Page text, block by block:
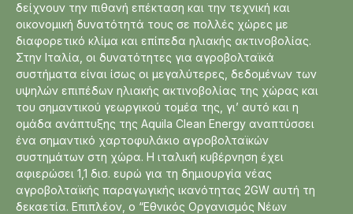
δείχνουν την πιθανή επέκταση και την τεχνική και
οικονομική δυνατότητά τους σε πολλές χώρες με
διαφορετικό κλίμα και επίπεδα ηλιακής ακτινοβολίας.
Στην Ιταλία, οι δυνατότητες για αγροβολταϊκά
συστήματα είναι ίσως οι μεγαλύτερες, δεδομένων των
υψηλών επιπέδων ηλιακής ακτινοβολίας της χώρας και
του σημαντικού γεωργικού τομέα της, γι’ αυτό και η
ομάδα ανάπτυξης της Aquila Clean Energy αναπτύσσει
ένα σημαντικό χαρτοφυλάκιο αγροβολταϊκών
συστημάτων στη χώρα. Η ιταλική κυβέρνηση έχει
αφιερώσει 1,1 δισ. ευρώ για τη δημιουργία νέας
αγροβολταϊκής παραγωγικής ικανότητας 2GW αυτή τη
δεκαετία. Επιπλέον, ο “Εθνικός Οργανισμός Νέων